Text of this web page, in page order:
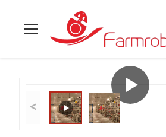
> Produits
<